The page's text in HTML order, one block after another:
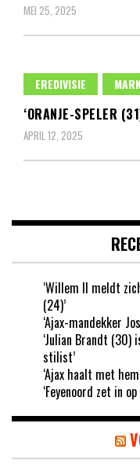
MEI 25, 2025
EREDIVISIE
‘ORANJE-SPELER
APRIL 12, 2025
‘Willem II meldt
(24)’
‘Ajax-mandekker
‘Julian Brandt (30)
stilist’
‘Ajax haalt met
‘Feyenoord zet in